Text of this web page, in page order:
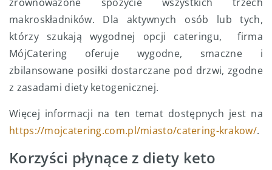
zrównoważone spożycie wszystkich trzech
makroskładników. Dla aktywnych osób lub tych,
którzy szukają wygodnej opcji cateringu, firma
MójCatering oferuje wygodne, smaczne i
zbilansowane posiłki dostarczane pod drzwi, zgodne
z zasadami diety ketogenicznej.
Więcej informacji na ten temat dostępnych jest na
https://mojcatering.com.pl/miasto/catering-krakow/.
Korzyści płynące z diety keto